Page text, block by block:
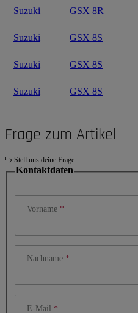
Suzuki GSX 8R
Suzuki GSX 8S
Suzuki GSX 8S
Suzuki GSX 8S
Frage zum Artikel
Stell uns deine Frage
Kontaktdaten
Vorname
Nachname
E-Mail